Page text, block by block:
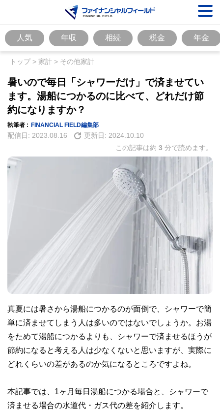
人気 年収 相続 税金 年金
トップ> 家計 > その他家計
暑いので毎日「シャワーだけ」で済ませてい
ます。湯船につかるのに比べて、どれだけ節
約になりますか？
執筆者 : FINANCIAL FIELD編集部
配信日: 2023.08.16 更新日: 2024.10.10
この記事は約 3 分で読めます。
真夏には暑さから湯船につかるのが面倒で、シャワーで簡
単に済ませてしまう人は多いのではないでしょうか。お湯
をためて湯船につかるよりも、シャワーで済ませるほうが
節約になると考える人は少なくないと思いますが、実際に
どれくらいの差があるのか気になるところですよね。
本記事では、1ヶ月毎日湯船につかる場合と、シャワーで
済ませる場合の水道代・ガス代の差を紹介します。